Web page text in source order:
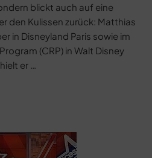
blickt auch auf eine
den Kulissen zurück: Matthias
in Disneyland Paris sowie im
(CRP) in Walt Disney
er …